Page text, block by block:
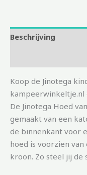
Beschrijving
Koop de Jinotega
De Jinotega Hoed
gemaakt van een
de binnenkant voor
hoed is voorzien
kroon. Zo steel jij de